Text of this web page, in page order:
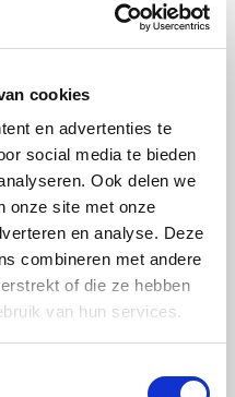
cookies
en advertenties te
social media te bieden
Ook delen we
onze site met onze
en analyse. Deze
combineren met andere
of die ze hebben
van hun services.
Schiesser Interhome